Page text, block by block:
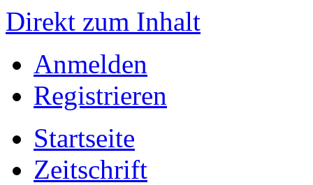
Direkt zum Inhalt
Anmelden
Registrieren
Startseite
Zeitschrift